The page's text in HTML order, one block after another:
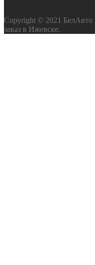
Copyright © 2021 БелАвто
заказ в Ижевске.